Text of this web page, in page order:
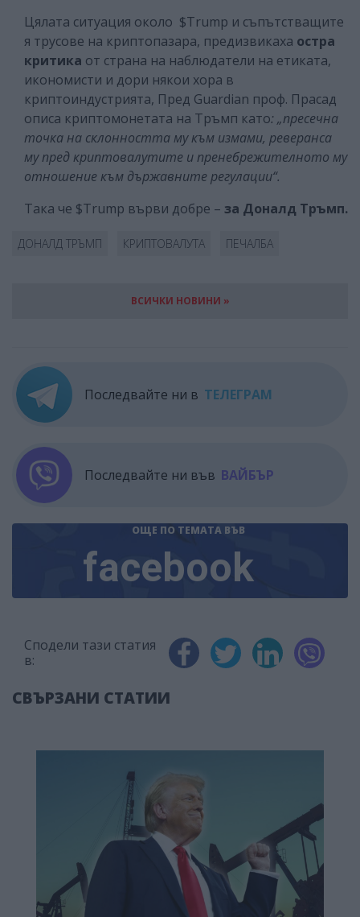
Цялата ситуация около $Trump и съпътстващите
я трусове на криптопазара, предизвикаха остра
критика от страна на наблюдатели на етиката,
икономисти и дори някои хора в
криптоиндустрията, Пред Guardian проф. Прасад
описа криптомонетата на Тръмп като: „пресечна
точка на склонността му към измами, реверанса
му пред криптовалутите и пренебрежителното му
отношение към държавните регулации“.
Така че $Trump върви добре – за Доналд Тръмп.
ДОНАЛД ТРЪМП КРИПТОВАЛУТА ПЕЧАЛБА
ВСИЧКИ НОВИНИ »
Последвайте ни в ТЕЛЕГРАМ
Последвайте ни във ВАЙБЪР
ОЩЕ ПО ТЕМАТА ВЪВ
facebook
Сподели тази статия
в:
СВЪРЗАНИ СТАТИИ